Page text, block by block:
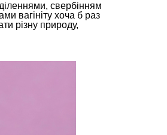
свербінням
вагініту хоча б раз
різну природу,